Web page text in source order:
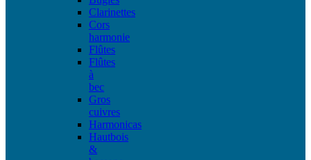
Clarinettes
Cors
harmonie
Flûtes
Flûtes
à
bec
Gros
cuivres
Harmonicas
Hautbois
&